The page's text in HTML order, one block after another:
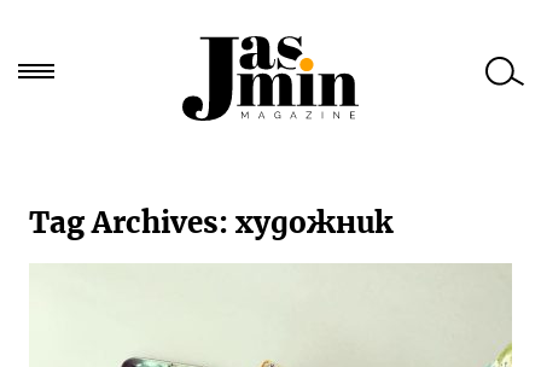
за:Tag Archives: художник